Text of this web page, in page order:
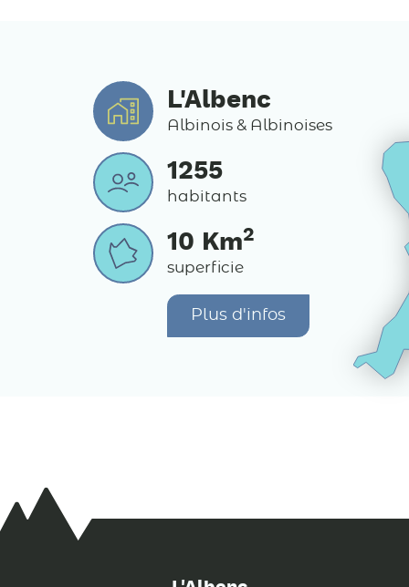
L'Albenc
Albinois & Albinoises
1255
habitants
10 Km2
superficie
Plus d'infos